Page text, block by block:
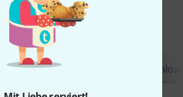
Schon gewusst?
Ratgeber